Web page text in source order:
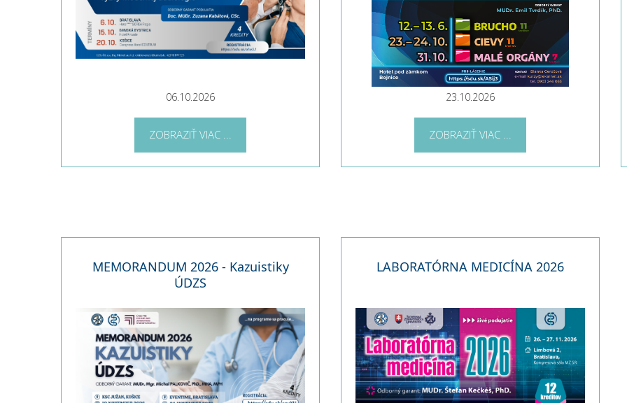
06.10.2026
ZOBRAZIŤ VIAC ...
23.10.2026
ZOBRAZIŤ VIAC ...
MEMORANDUM 2026 - Kazuistiky
ÚDZS
LABORATÓRNA MEDICÍNA 2026